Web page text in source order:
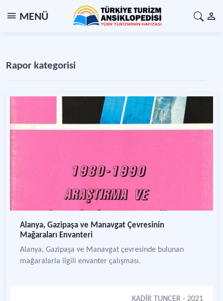
MENÜ
Rapor kategorisi
Alanya, Gazipaşa ve Manavgat Çevresinin
Mağaraları Envanteri
Alanya, Gazipaşa ve Manavgat çevresinde bulunan
mağaralarla ilgili envanter çalışması.
KADİR TUNCER - 2021